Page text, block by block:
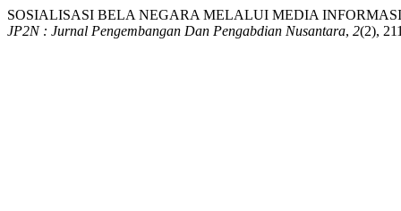
SOSIALISASI BELA NEGARA MELALUI MEDIA
JP2N : Jurnal Pengembangan Dan Pengabdian Nusantara, 2(2),